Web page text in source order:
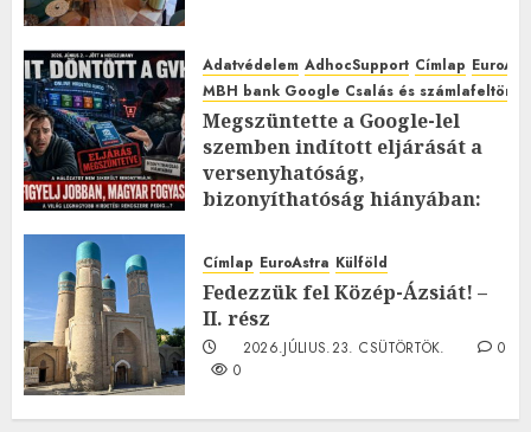
Adatvédelem AdhocSupport Címlap
MBH bank Google Csalás és
Megszüntette a Google-lel
szemben indított eljárását a
versenyhatóság,
bizonyíthatóság hiányában:
2026.JÚLIUS.23. CSÜTÖRTÖK.
0
Címlap EuroAstra Külföld
Fedezzük fel Közép-Ázsiát! –
II. rész
2026.JÚLIUS.23. CSÜTÖRTÖK.
0
0